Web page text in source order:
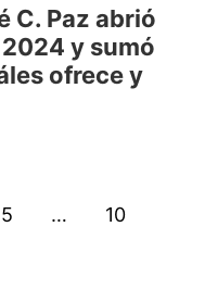
C. Paz abrió
y sumó
ofrece y
5 … 10